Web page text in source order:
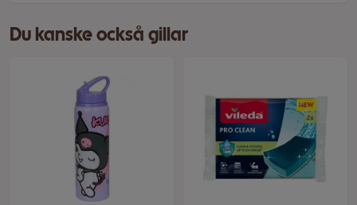
Du kanske också gillar